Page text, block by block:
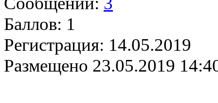
Баллов: 1
Регистрация: 14.05.2019
Размещено 23.05.2019